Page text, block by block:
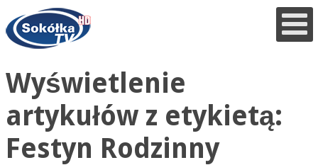
Wyświetlenie
artykułów z etykietą:
Festyn Rodzinny